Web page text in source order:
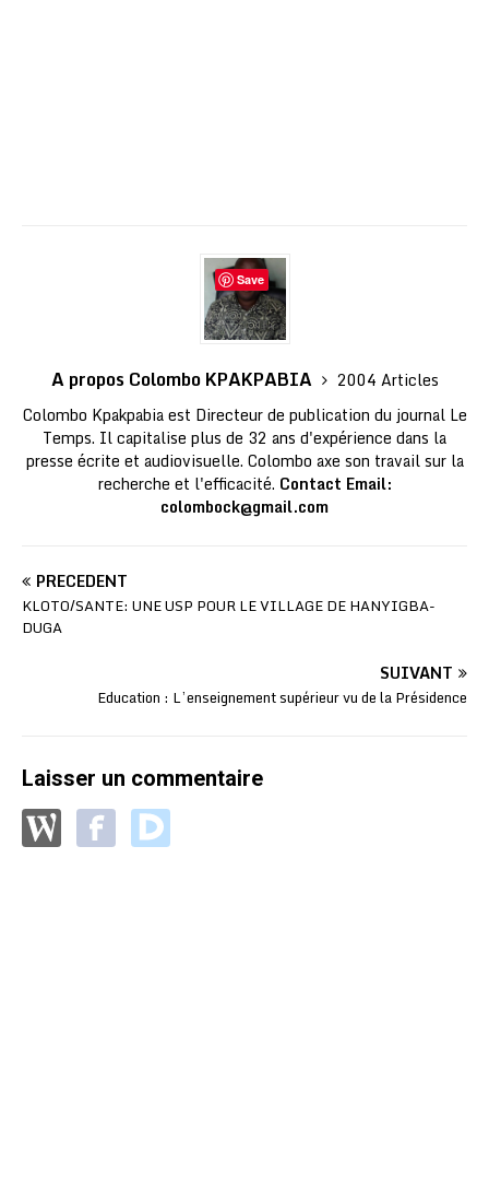
A propos Colombo KPAKPABIA
2004 Articles
Colombo Kpakpabia est Directeur de publication du journal Le
Temps. Il capitalise plus de 32 ans d'expérience dans la
presse écrite et audiovisuelle. Colombo axe son travail sur la
recherche et l'efficacité. Contact Email:
colombock@gmail.com
PRÉCÉDENT
KLOTO/SANTE: UNE USP POUR LE VILLAGE DE HANYIGBA-
DUGA
SUIVANT
Education : L’enseignement supérieur vu de la Présidence
Laisser un commentaire
Save